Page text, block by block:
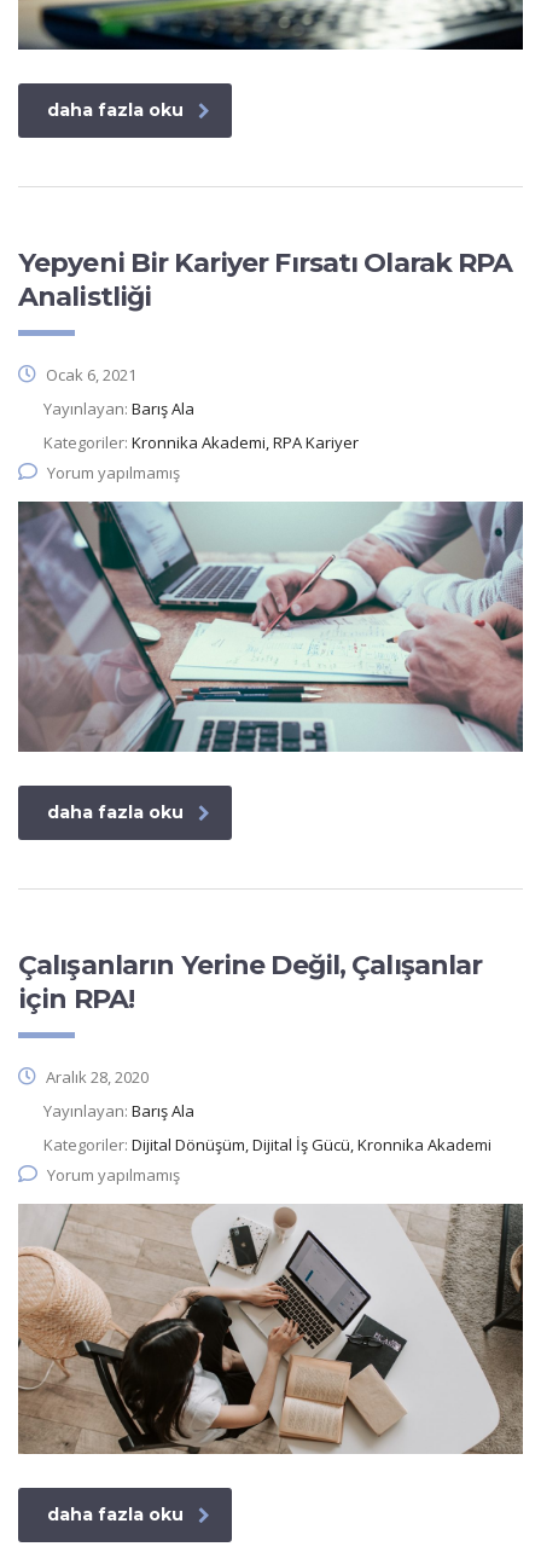
daha fazla oku
Yepyeni Bir Kariyer Fırsatı Olarak RPA
Analistliği
Ocak 6, 2021
Yayınlayan: Barış Ala
Kategoriler: Kronnika Akademi, RPA Kariyer
Yorum yapılmamış
daha fazla oku
Çalışanların Yerine Değil, Çalışanlar
için RPA!
Aralık 28, 2020
Yayınlayan: Barış Ala
Kategoriler: Dijital Dönüşüm, Dijital İş Gücü, Kronnika Akademi
Yorum yapılmamış
daha fazla oku